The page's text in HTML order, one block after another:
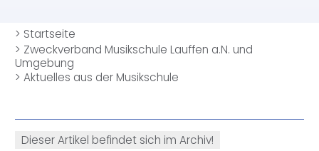
> Startseite
> Zweckverband Musikschule Lauffen a.N. und
Umgebung
> Aktuelles aus der Musikschule
Dieser Artikel befindet sich im Archiv!